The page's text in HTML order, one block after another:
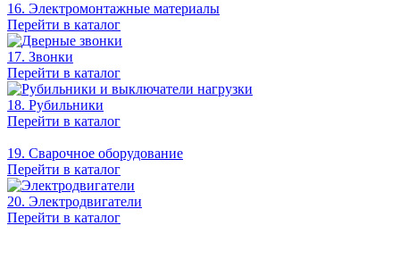
16. Электромонтажные материалы
Перейти в каталог
17. Звонки
Перейти в каталог
18. Рубильники
Перейти в каталог
19. Сварочное оборудование
Перейти в каталог
20. Электродвигатели
Перейти в каталог